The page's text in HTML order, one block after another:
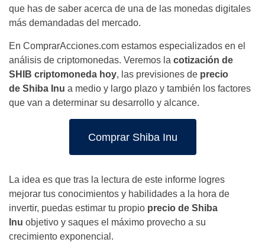
que has de saber acerca de una de las monedas digitales
más demandadas del mercado.
En ComprarAcciones.com estamos especializados en el
análisis de criptomonedas. Veremos la cotización de
SHIB criptomoneda hoy, las previsiones de precio
de Shiba Inu a medio y largo plazo y también los factores
que van a determinar su desarrollo y alcance.
Comprar Shiba Inu
La idea es que tras la lectura de este informe logres
mejorar tus conocimientos y habilidades a la hora de
invertir, puedas estimar tu propio precio de Shiba
Inu objetivo y saques el máximo provecho a su
crecimiento exponencial.